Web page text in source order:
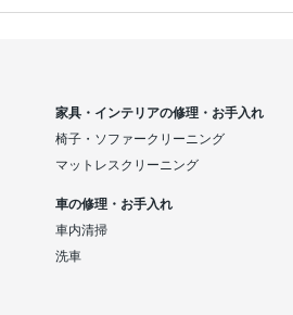
家具・インテリアの修理・お手入れ
椅子・ソファークリーニング
マットレスクリーニング
車の修理・お手入れ
車内清掃
洗車